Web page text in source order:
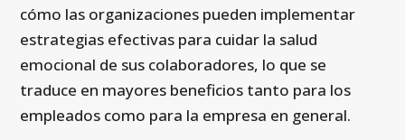
cómo las organizaciones pueden implementar
estrategias efectivas para cuidar la salud
emocional de sus colaboradores, lo que se
traduce en mayores beneficios tanto para los
empleados como para la empresa en general.